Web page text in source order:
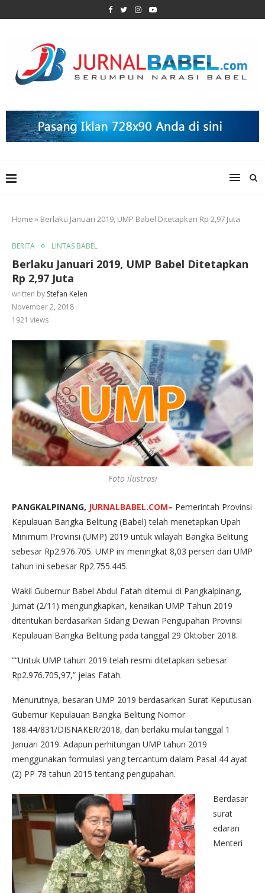
Home » Berlaku Januari 2019, UMP Babel Ditetapkan Rp 2,97 Juta
BERITA LINTAS BABEL
Berlaku Januari 2019, UMP Babel Ditetapkan
Rp 2,97 Juta
written by Stefan Kelen
November 2, 2018
1921 views
Foto ilustrasi
PANGKALPINANG, JURNALBABEL.COM– Pemerintah Provinsi
Kepulauan Bangka Belitung (Babel) telah menetapkan Upah
Minimum Provinsi (UMP) 2019 untuk wilayah Bangka Belitung
sebesar Rp2.976.705. UMP ini meningkat 8,03 persen dari UMP
tahun ini sebesar Rp2.755.445.
Wakil Gubernur Babel Abdul Fatah ditemui di Pangkalpinang,
Jumat (2/11) mengungkapkan, kenaikan UMP Tahun 2019
ditentukan berdasarkan Sidang Dewan Pengupahan Provinsi
Kepulauan Bangka Belitung pada tanggal 29 Oktober 2018.
““Untuk UMP tahun 2019 telah resmi ditetapkan sebesar
Rp2.976.705,97,” jelas Fatah.
Menurutnya, besaran UMP 2019 berdasarkan Surat Keputusan
Gubernur Kepulauan Bangka Belitung Nomor
188.44/831/DISNAKER/2018, dan berlaku mulai tanggal 1
Januari 2019. Adapun perhitungan UMP tahun 2019
menggunakan formulasi yang tercantum dalam Pasal 44 ayat
(2) PP 78 tahun 2015 tentang pengupahan.
Berdasar
surat
edaran
Menteri